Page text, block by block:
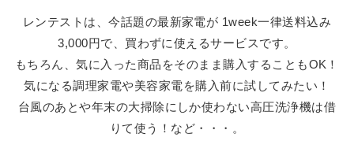
故障・不具合・紛失等
よくあるご質問
レンテストは、今話題の最新家電が 1week一律送料込み
3,000円で、買わずに使えるサービスです。
もちろん、気に入った商品をそのまま購入することもOK！
気になる調理家電や美容家電を購入前に試してみたい！
台風のあとや年末の大掃除にしか使わない高圧洗浄機は借
りて使う！など・・・。